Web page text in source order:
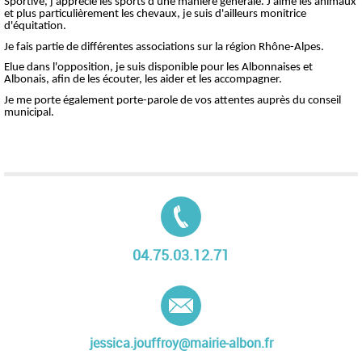
et plus particulièrement les chevaux, je suis d'ailleurs monitrice
d'équitation.
Je fais partie de différentes associations sur la région Rhône-Alpes.
Elue dans l'opposition, je suis disponible pour les Albonnaises et
Albonais, afin de les écouter, les aider et les accompagner.
Je me porte également porte-parole de vos attentes auprès du conseil
municipal.
04.75.03.12.71
jessica.jouffroy@mairie-albon.fr